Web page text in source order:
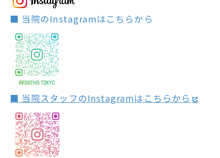
■ 当院のInstagramはこちらから
■ 当院スタッフのInstagramはこちらから